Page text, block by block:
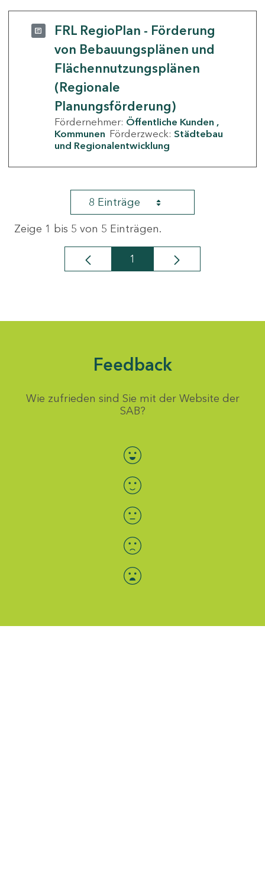
FRL RegioPlan - Förderung
von Bebauungsplänen und
Flächennutzungsplänen
(Regionale
Planungsförderung)
Fördernehmer: Öffentliche Kunden
Kommunen Förderzweck: Städtebau
und Regionalentwicklung
8 Einträge
Zeige 1 bis 5 von 5 Einträgen.
Seite
1
Feedback
Wie zufrieden sind Sie mit der Website der
SAB?
Bewertung auswählen